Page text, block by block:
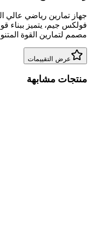
جهاز تمارين رياضي عالي
مصمم لتمارين القوة
عرض التقييمات
منتجات مشابهة